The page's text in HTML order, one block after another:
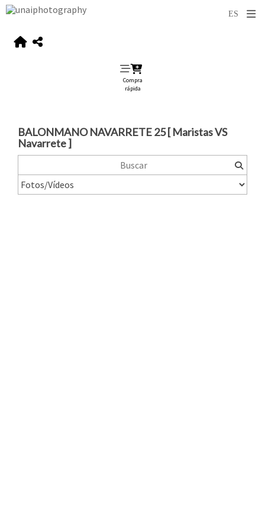
Compra
rápida
BALONMANO NAVARRETE 25 [ Maristas VS
Navarrete ]